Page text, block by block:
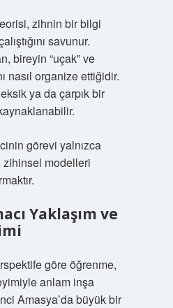
zihnin bir bilgi
savunur.
bireyin “uçak” ve
nasıl organize ettiğidir.
ya da çarpık bir
görevi yalnızca
modelleri
Yaklaşım ve
göre öğrenme,
anlam inşa
Amasya’da büyük bir